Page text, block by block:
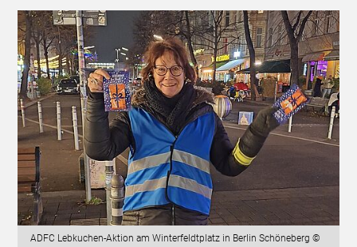
ADFC Lebkuchen-Aktion am Winterfeldtplatz in Berlin Schöneberg ©